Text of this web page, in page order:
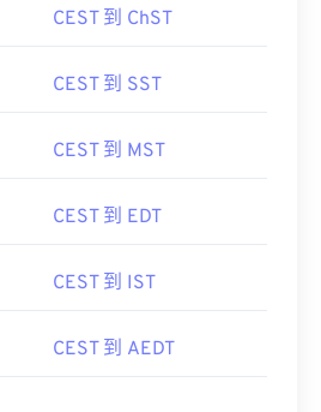
CEST 到 ChST
CEST 到 SST
CEST 到 MST
CEST 到 EDT
CEST 到 IST
CEST 到 AEDT